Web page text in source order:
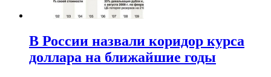
В России назвали коридор курса
доллара на ближайшие годы